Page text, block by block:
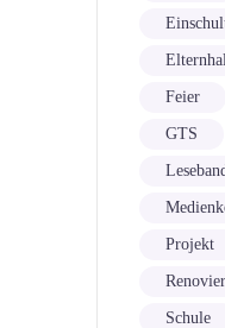
Feier
GTS
Projekt
Schule